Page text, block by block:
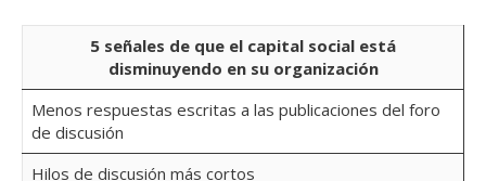
5 señales de que el capital social está
disminuyendo en su organización
Menos respuestas escritas a las publicaciones del foro
de discusión
Hilos de discusión más cortos